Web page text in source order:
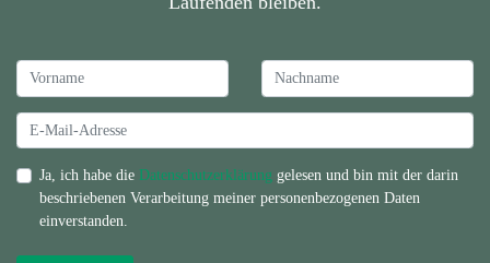
Ja, ich habe die Datenschutzerklärung gelesen und bin mit der darin
beschriebenen Verarbeitung meiner personenbezogenen Daten
einverstanden.